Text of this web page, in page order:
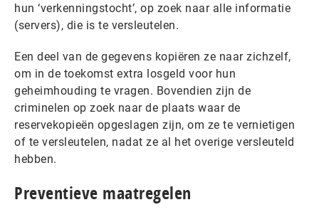
hun ‘verkenningstocht’, op zoek naar alle informatie
(servers), die is te versleutelen.
Een deel van de gegevens kopiëren ze naar zichzelf,
om in de toekomst extra losgeld voor hun
geheimhouding te vragen. Bovendien zijn de
criminelen op zoek naar de plaats waar de
reservekopieën opgeslagen zijn, om ze te vernietigen
of te versleutelen, nadat ze al het overige versleuteld
hebben.
Preventieve maatregelen